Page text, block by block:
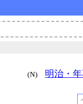
(N) 明治・